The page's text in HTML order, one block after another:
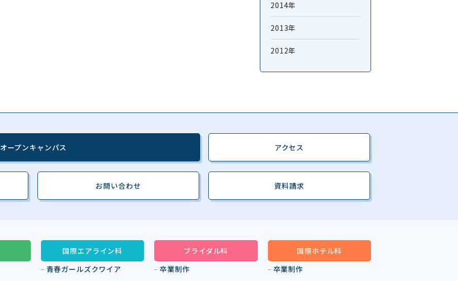
2014年
2013年
2012年
オープンキャンパス アクセス
お問い合わせ 資料請求
国際エアライン科
青春ガールズクワイア
ブライダル科
卒業制作
国際ホテル科
卒業制作